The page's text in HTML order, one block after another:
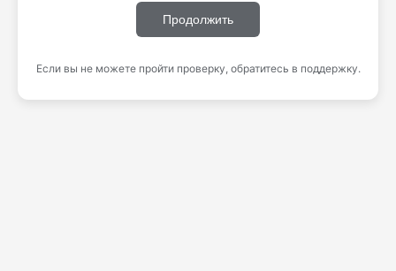
Продолжить
Если вы не можете пройти проверку, обратитесь в поддержку.